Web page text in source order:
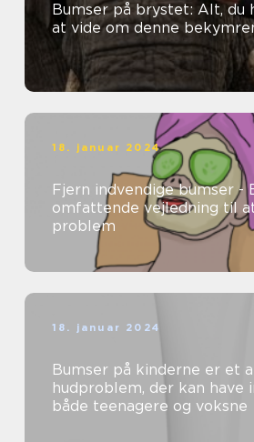
Bumser på brystet: Alt, du
at vide om denne
18. januar 2024
Fjern indvendige bumser -
omfattende vejledning til
problem
18. januar 2024
Bumser på kinderne er et
hudproblem, der kan have
både teenagere og voksne